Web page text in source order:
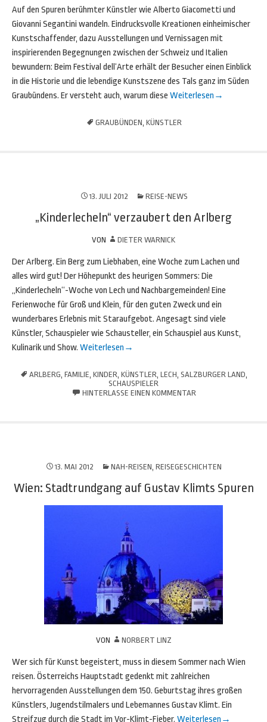
Auf den Spuren berühmter Künstler wie Alberto Giacometti und
Giovanni Segantini wandeln. Eindrucksvolle Kreationen einheimischer
Kunstschaffender, dazu Ausstellungen und Vernissagen mit
inspirierenden Begegnungen zwischen der Schweiz und Italien
bewundern: Beim Festival dell‘Arte erhält der Besucher einen Einblick
in die Historie und die lebendige Kunstszene des Tals ganz im Süden
Graubündens. Er versteht auch, warum diese Weiterlesen →
GRAUBÜNDEN, KÜNSTLER
13. JULI 2012 REISE-NEWS
„Kinderlecheln“ verzaubert den Arlberg
VON DIETER WARNICK
Der Arlberg. Ein Berg zum Liebhaben, eine Woche zum Lachen und
alles wird gut! Der Höhepunkt des heurigen Sommers: Die
„Kinderlecheln“-Woche von Lech und Nachbargemeinden! Eine
Ferienwoche für Groß und Klein, für den guten Zweck und ein
wunderbares Erlebnis mit Staraufgebot. Angesagt sind viele
Künstler, Schauspieler wie Schausteller, ein Schauspiel aus Kunst,
Kulinarik und Show. Weiterlesen →
ARLBERG, FAMILIE, KINDER, KÜNSTLER, LECH, SALZBURGER LAND,
SCHAUSPIELER
HINTERLASSE EINEN KOMMENTAR
13. MAI 2012 NAH-REISEN, REISEGESCHICHTEN
Wien: Stadtrundgang auf Gustav Klimts Spuren
VON NORBERT LINZ
Wer sich für Kunst begeistert, muss in diesem Sommer nach Wien
reisen. Österreichs Hauptstadt gedenkt mit zahlreichen
hervorragenden Ausstellungen dem 150. Geburtstag ihres großen
Künstlers, Jugendstilmalers und Lebemannes Gustav Klimt. Ein
Streifzug durch die Stadt im Vor-Klimt-Fieber. Weiterlesen →